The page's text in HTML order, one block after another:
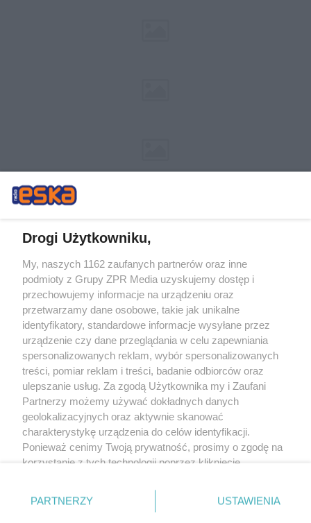
Żaden utwór zamieszczony w serwisie nie może być powielany i
rozpowszechniany lub dalej rozpowszechniany w jakikolwiek sposób (w
tym także elektroniczny lub mechaniczny) na jakimkolwiek polu
eksploatacji w jakiejkolwiek formie, włącznie z umieszczaniem w Internecie
bez pisemnej zgody właściciela praw. Jakiekolwiek użycie lub
wykorzystanie utworów w całości lub w części z naruszeniem prawa, tzn.
bez właściwej zgody, jest zabronione pod groźbą kary i może być ścigane
prawnie.
O nas
Drogi Użytkowniku,
My, naszych 1162 zaufanych partnerów oraz inne
podmioty z Grupy ZPR Media uzyskujemy dostęp i
przechowujemy informacje na urządzeniu oraz
przetwarzamy dane osobowe, takie jak unikalne
identyfikatory, standardowe informacje wysyłane przez
urządzenie czy dane przeglądania w celu zapewniania
spersonalizowanych reklam, wybór spersonalizowanych
treści, pomiar reklam i treści, badanie odbiorców oraz
ulepszanie usług. Za zgodą Użytkownika my i Zaufani
Partnerzy możemy używać dokładnych danych
geolokalizacyjnych oraz aktywnie skanować
charakterystykę urządzenia do celów identyfikacji.
Ponieważ cenimy Twoją prywatność, prosimy o zgodę na
korzystanie z tych technologii poprzez kliknięcie
zmienić/wycofać klikając przycisk ustawień prywatności
znajdujący się w lewym dolnym rogu strony
PARTNERZY USTAWIENIA